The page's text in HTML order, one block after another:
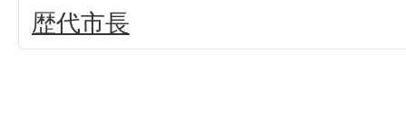
歴代市長